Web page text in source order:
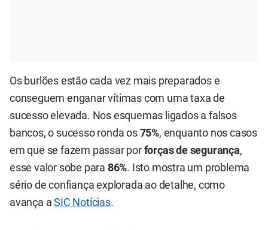
Os burlões estão cada vez mais preparados e
conseguem enganar vítimas com uma taxa de
sucesso elevada. Nos esquemas ligados a falsos
bancos, o sucesso ronda os 75%, enquanto nos casos
em que se fazem passar por forças de segurança,
esse valor sobe para 86%. Isto mostra um problema
sério de confiança explorada ao detalhe, como
avança aSIC Notícias.